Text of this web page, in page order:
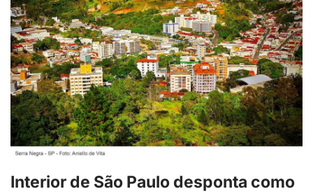
Interior de São Paulo desponta como